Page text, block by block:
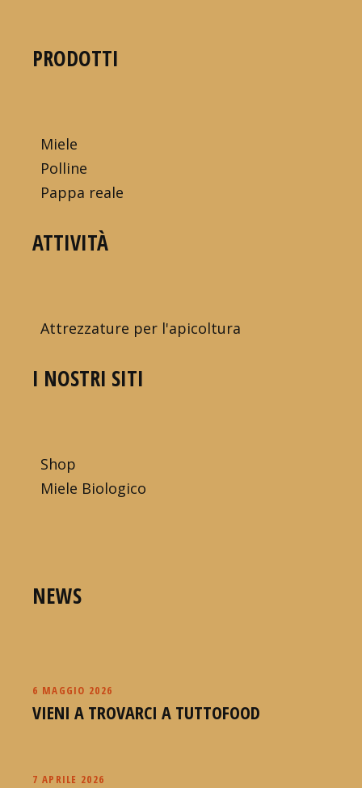
PRODOTTI
Miele
Polline
Pappa reale
ATTIVITÀ
Attrezzature per l'apicoltura
I NOSTRI SITI
Shop
Miele Biologico
NEWS
6 MAGGIO 2026
VIENI A TROVARCI A TUTTOFOOD
7 APRILE 2026